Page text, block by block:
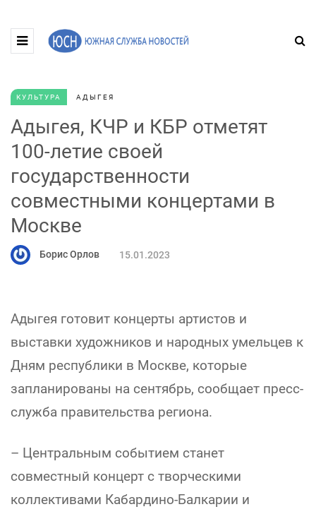
КУЛЬТУРА АДЫГЕЯ
Адыгея, КЧР и КБР отметят
100-летие своей
государственности
совместными концертами в
Москве
Борис Орлов 15.01.2023
Адыгея готовит концерты артистов и
выставки художников и народных умельцев к
Дням республики в Москве, которые
запланированы на сентябрь, сообщает пресс-
служба правительства региона.
– Центральным событием станет
совместный концерт с творческими
коллективами Кабардино-Балкарии и